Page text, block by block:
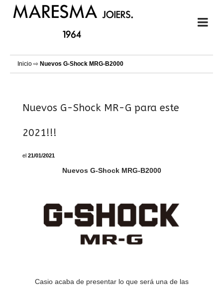
Inicio ⇨ Nuevos G-Shock MRG-B2000
Nuevos G-Shock MR-G para este
2021!!!
el 21/01/2021
Nuevos G-Shock MRG-B2000
Casio acaba de presentar lo que será una de las